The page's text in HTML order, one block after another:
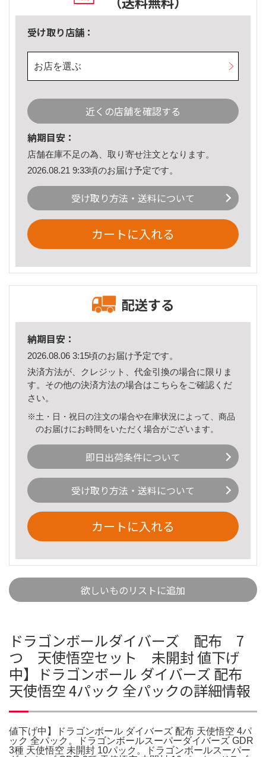
受け取り店舗：
お店を選ぶ
近くの店舗を確認する
納期目安：
店舗在庫不足の為、取り寄せ注文となります。
2026.08.21 9:33頃のお届け予定です。
受け取り方法・送料について
カートに入れる
配送する
納期目安：
2026.08.06 3:15頃のお届け予定です。
決済方法が、クレジット、代金引換の場合に限りま
す。その他の決済方法の場合はこちら をご確認くだ
さい。
※土・日・祝日の注文の場合や在庫状況によって、商品
のお届けにお時間をいただく場合がございます。
即日出荷条件について
受け取り方法・送料について
カートに入れる
欲しいものリストに追加
ドラゴンボールダイバーズ 配布 7
つ 天使悟空セット 未開封 値下げ
中】ドラゴンボール ダイバーズ 配布
天使悟空 4パック 全パックの詳細情報
値下げ中】ドラゴンボール ダイバーズ 配布 天使悟空 4パ
ック 全パック。ドラゴンボールスーパーダイバーズ GDR
3種 天使悟空 未開封 10パック。ドラゴンボールスーパー